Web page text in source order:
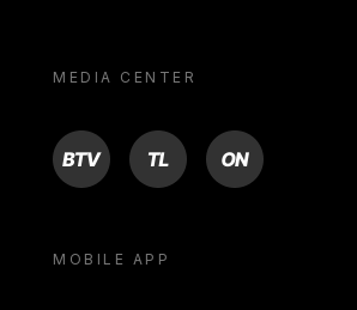
MEDIA CENTER
BTV TL ON
MOBILE APP